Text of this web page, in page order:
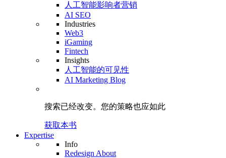
人工智能影响者营销
AI SEO
Industries
Web3
iGaming
Fintech
Insights
人工智能的可见性
AI Marketing Blog
搜索已经改变。 您的策略也应如此
获取本书
Expertise
Info
Redesign About